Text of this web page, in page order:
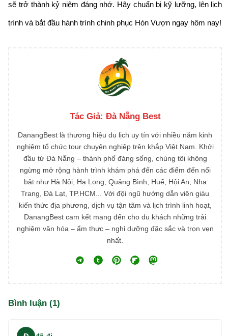
sẽ trở thành kỷ niệm đáng nhớ. Hãy chuẩn bị kỹ lưỡng, lên lịch
trình và bắt đầu hành trình chinh phục Hòn Vượn ngay hôm nay!
Tác Giả: Đà Nẵng Best
DanangBest là thương hiệu du lịch uy tín với nhiều năm kinh
nghiệm tổ chức tour chuyên nghiệp trên khắp Việt Nam. Khởi
đầu từ Đà Nẵng – thành phố đáng sống, chúng tôi không
ngừng mở rộng hành trình khám phá đến các điểm đến nổi
bật như Hà Nội, Hạ Long, Quảng Bình, Huế, Hội An, Nha
Trang, Đà Lạt, TP.HCM... Với đội ngũ hướng dẫn viên giàu
kiến thức địa phương, dịch vụ tận tâm và lịch trình linh hoạt,
DanangBest cam kết mang đến cho du khách những trải
nghiệm văn hóa – ẩm thực – nghỉ dưỡng đặc sắc và trọn vẹn
nhất.
Bình luận (1)